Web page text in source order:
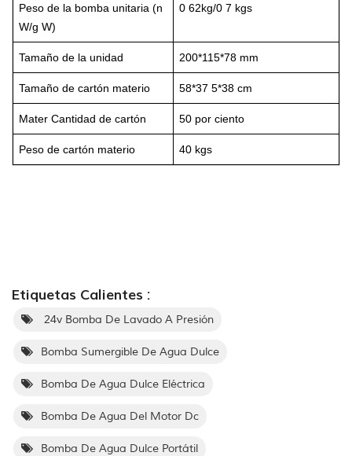
Peso de la bomba unitaria (n
W/g W)
0 62kg/0 7 kgs
Tamaño de la unidad 200*115*78 mm
Tamaño de cartón materio 58*37 5*38 cm
Mater Cantidad de cartón 50 por ciento
Peso de cartón materio 40 kgs
Etiquetas Calientes :
24v Bomba De Lavado A Presión
Bomba Sumergible De Agua Dulce
Bomba De Agua Dulce Eléctrica
Bomba De Agua Del Motor Dc
Bomba De Agua Dulce Portátil